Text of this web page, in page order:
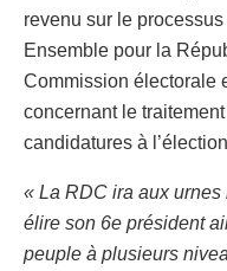
revenu sur le
Ensemble pour la
Commission électorale
concernant le
candidatures à
« La RDC ira aux
élire son 6e président
peuple à plusieurs